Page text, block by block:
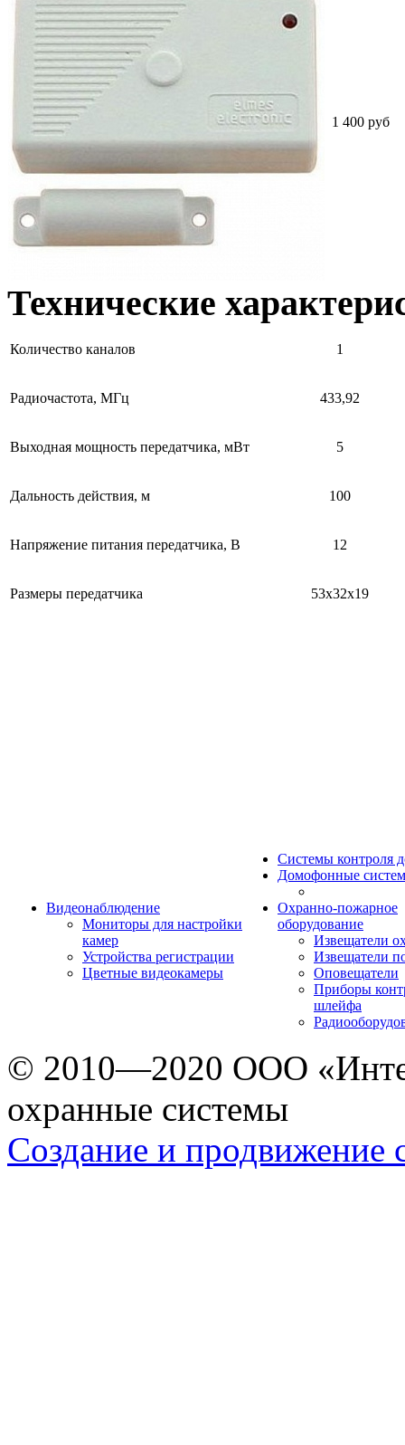
1 400 руб
Технические
Количество каналов 1
Радиочастота, МГц 433,92
Выходная мощность передатчика, мВт 5
Дальность действия, м 100
Напряжение питания передатчика, В 12
Размеры передатчика 53x32x19
Видеонаблюдение
Мониторы для настройки
камер
Устройства регистрации
Цветные видеокамеры
Системы контроля
Домофонные
Охранно-пожарное
оборудование
Извещатели
Извещатели
Оповещатели
Приборы
шлейфа
© 2010—2020 ООО
охранные системы
Создание и продвижение